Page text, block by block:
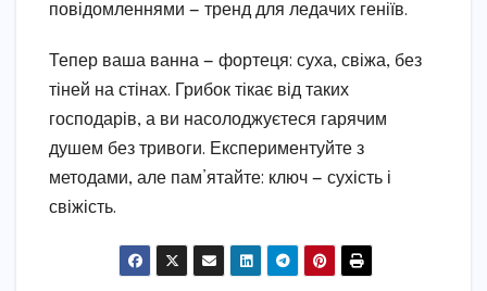
повідомленнями — тренд для ледачих геніїв.
Тепер ваша ванна — фортеця: суха, свіжа, без
тіней на стінах. Грибок тікає від таких
господарів, а ви насолоджуєтеся гарячим
душем без тривоги. Експериментуйте з
методами, але пам’ятайте: ключ — сухість і
свіжість.